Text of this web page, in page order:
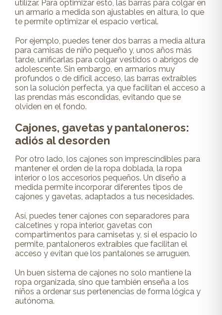
utilizar. Para optimizar esto, las barras para colgar en
un armario a medida son ajustables en altura, lo que
te permite optimizar el espacio vertical.
Por ejemplo, puedes tener dos barras a media altura
para camisas de niño pequeño y, unos años más
tarde, unificarlas para colgar vestidos o abrigos de
adolescente. Sin embargo, en armarios muy
profundos o de difícil acceso, las barras extraíbles
son la solución perfecta, ya que facilitan el acceso a
las prendas más escondidas, evitando que se
olviden en el fondo.
Cajones, gavetas y pantaloneros:
adiós al desorden
Por otro lado, los cajones son imprescindibles para
mantener el orden de la ropa doblada, la ropa
interior o los accesorios pequeños. Un diseño a
medida permite incorporar diferentes tipos de
cajones y gavetas, adaptados a tus necesidades.
Así, puedes tener cajones con separadores para
calcetines y ropa interior, gavetas con
compartimentos para camisetas y, si el espacio lo
permite, pantaloneros extraíbles que facilitan el
acceso y evitan que los pantalones se arruguen.
Un buen sistema de cajones no solo mantiene la
ropa organizada, sino que también enseña a los
niños a ordenar sus pertenencias de forma lógica y
autónoma.